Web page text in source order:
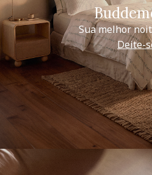
Sua melhor
Deite-